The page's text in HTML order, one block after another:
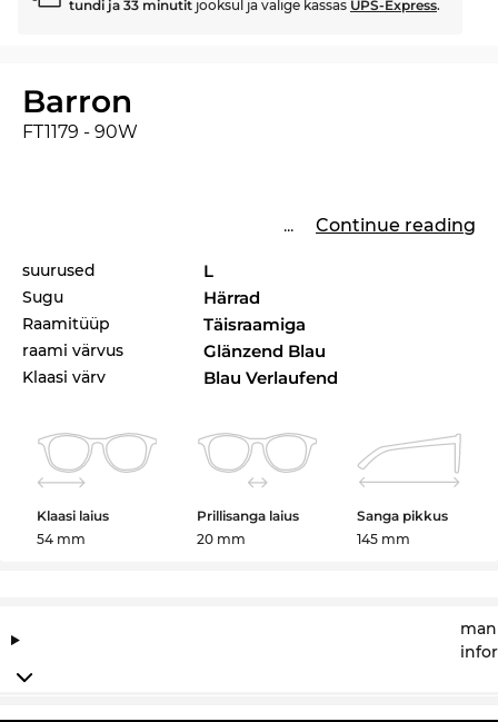
tundi ja 33 minutit jooksul ja valige kassas UPS-Express.
Barron
FT1179 - 90W
... Continue reading
suurused L
Sugu Härrad
Raamitüüp Täisraamiga
raami värvus Glänzend Blau
Klaasi värv Blau Verlaufend
Klaasi laius
54 mm
Prillisanga laius
20 mm
Sanga pikkus
145 mm